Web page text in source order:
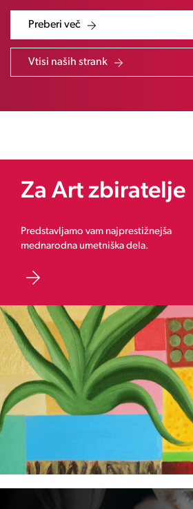
Preberi več
Vtisi naših strank
Za Art zbiratelje
Predstavljamo vam najprestižnejša
mednarodna umetniška dela.